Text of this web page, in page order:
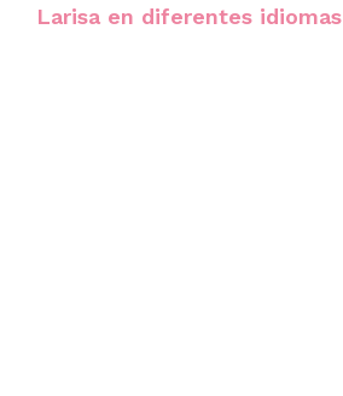
Larisa en diferentes idiomas